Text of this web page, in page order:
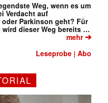
Weg, wenn es um
Verdacht auf
Parkinson geht? Für
wird dieser Weg bereits …
mehr➔
Leseprobe |Abo